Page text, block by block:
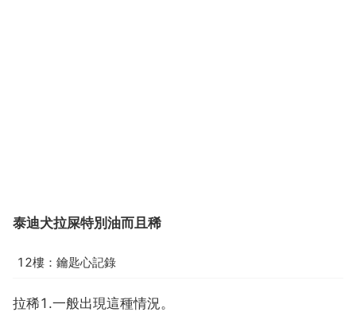
泰迪犬拉屎特別油而且稀
12樓：鑰匙心記錄
拉稀1.一般出現這種情況。